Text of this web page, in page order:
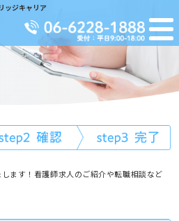
ッジキャリア
します！看護師求人のご紹介や転職相談など